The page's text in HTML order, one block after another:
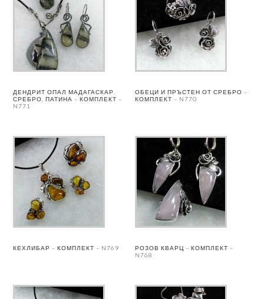
ДЕНДРИТ ОПАЛ МАДАГАСКАР,
СРЕБРО, ПАТИНА – КОМПЛЕКТ –
N771
ОБЕЦИ И ПРЪСТЕН ОТ СРЕБРО –
КОМПЛЕКТ – N770
КЕХЛИБАР – КОМПЛЕКТ – N769
РОЗОВ КВАРЦ – КОМПЛЕКТ –
N768